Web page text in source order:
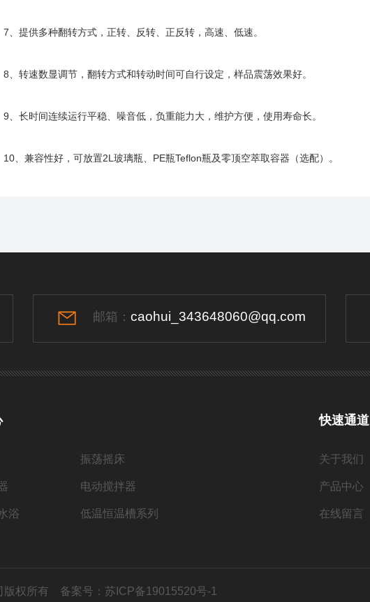
7、提供多种翻转方式，正转、反转、正反转，高速、低速。
8、转速数显调节，翻转方式和转动时间可自行设定，样品震荡效果好。
9、长时间连续运行平稳、噪音低，负重能力大，维护方便，使用寿命长。
10、兼容性好，可放置2L玻璃瓶、PE瓶Teflon瓶及零顶空萃取容器（选配）。
邮箱： caohui_343648060@qq.com
振荡摇床
电动搅拌器
浴 低温恒温槽系列
快速通道
关于我们
产品中心
在线留言
版权所有 备案号：苏ICP备19015520号-1